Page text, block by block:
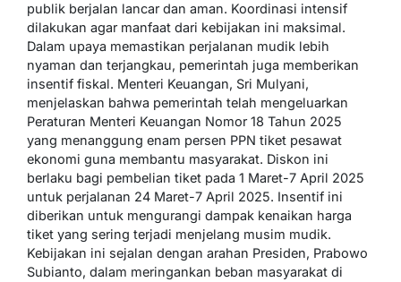
publik berjalan lancar dan aman. Koordinasi intensif
dilakukan agar manfaat dari kebijakan ini maksimal.
Dalam upaya memastikan perjalanan mudik lebih
nyaman dan terjangkau, pemerintah juga memberikan
insentif fiskal. Menteri Keuangan, Sri Mulyani,
menjelaskan bahwa pemerintah telah mengeluarkan
Peraturan Menteri Keuangan Nomor 18 Tahun 2025
yang menanggung enam persen PPN tiket pesawat
ekonomi guna membantu masyarakat. Diskon ini
berlaku bagi pembelian tiket pada 1 Maret-7 April 2025
untuk perjalanan 24 Maret-7 April 2025. Insentif ini
diberikan untuk mengurangi dampak kenaikan harga
tiket yang sering terjadi menjelang musim mudik.
Kebijakan ini sejalan dengan arahan Presiden, Prabowo
Subianto, dalam meringankan beban masyarakat di